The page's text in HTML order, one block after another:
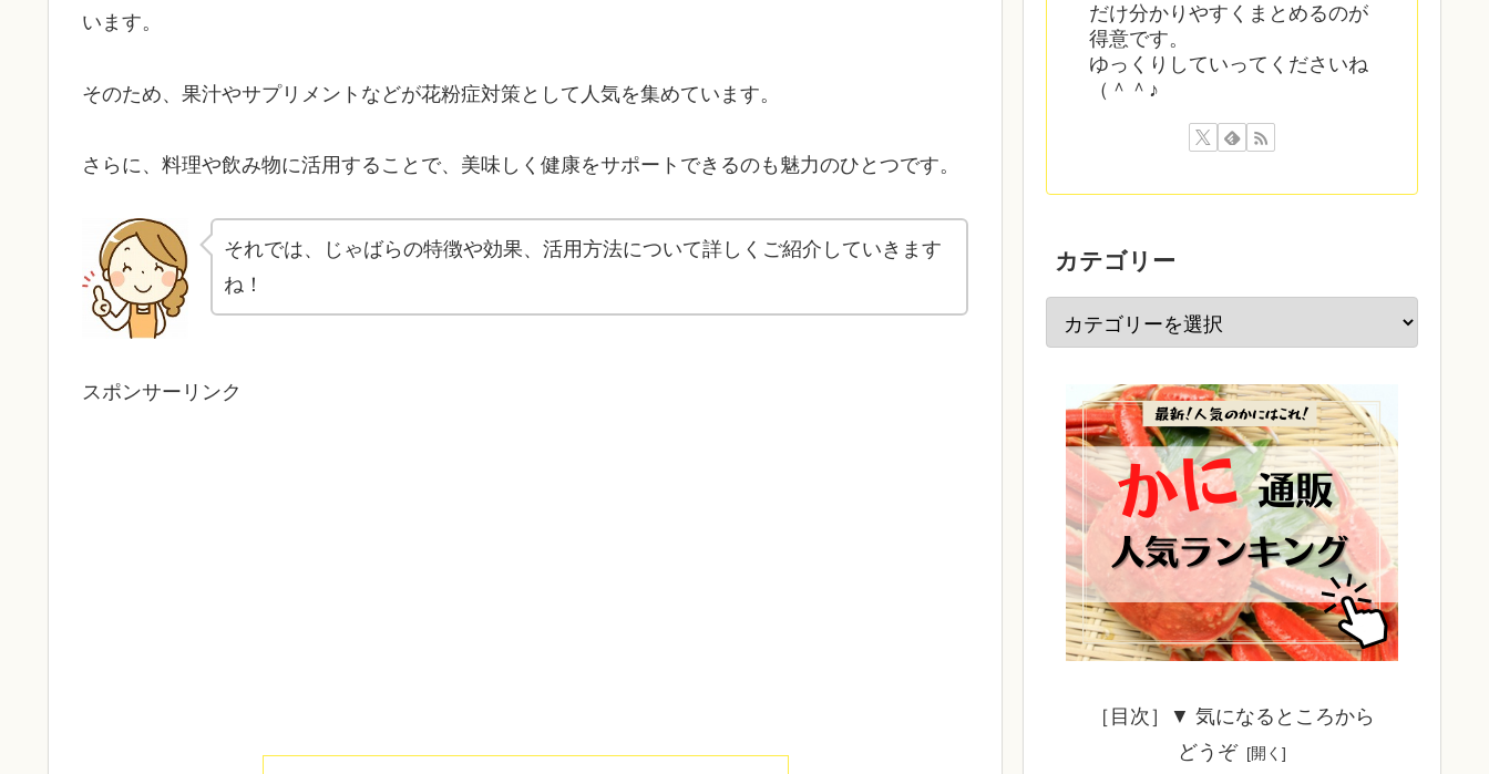
います。
そのため、果汁やサプリメントなどが花粉症対策として人気を集めています。
さらに、料理や飲み物に活用することで、美味しく健康をサポートできるのも魅力のひとつです。
それでは、じゃばらの特徴や効果、活用方法について詳しくご紹介していきます
ね！
スポンサーリンク
だけ分かりやすくまとめるのが
得意です。
ゆっくりしていってくださいね
（＾＾♪
カテゴリー
［目次］▼ 気になるところから
どうぞ